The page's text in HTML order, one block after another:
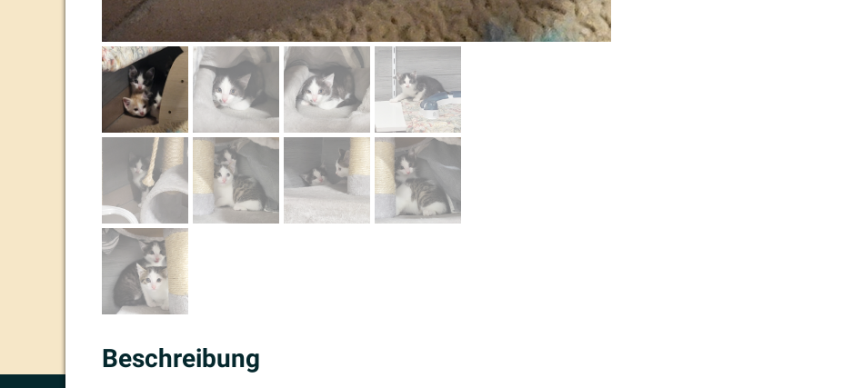
Beschreibung